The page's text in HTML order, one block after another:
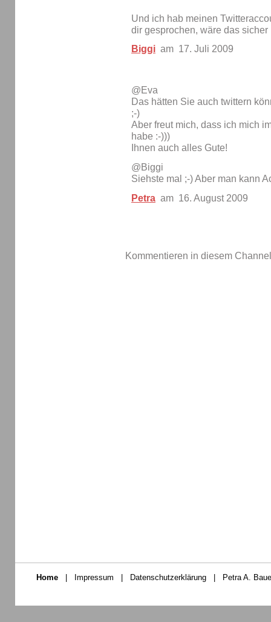
Und ich hab meinen
dir gesprochen, wäre das sicher
Biggi am 17. Juli 2009
@Eva
Das hätten Sie auch twittern
;-)
Aber freut mich, dass ich mich
habe :-)))
Ihnen auch alles Gute!
@Biggi
Siehste mal ;-) Aber man kann
Petra am 16. August 2009
Kommentieren in diesem
Home Impressum Datenschutzerklärung Petra A.